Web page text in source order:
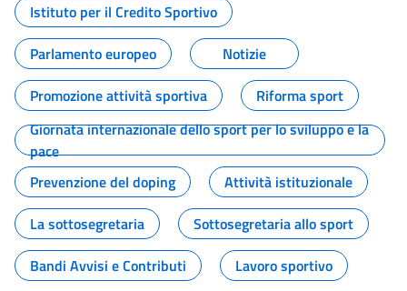
Istituto per il Credito Sportivo
Parlamento europeo
Notizie
Promozione attività sportiva
Riforma sport
Giornata internazionale dello sport per lo sviluppo e la
pace
Prevenzione del doping
Attività istituzionale
La sottosegretaria
Sottosegretaria allo sport
Bandi Avvisi e Contributi
Lavoro sportivo